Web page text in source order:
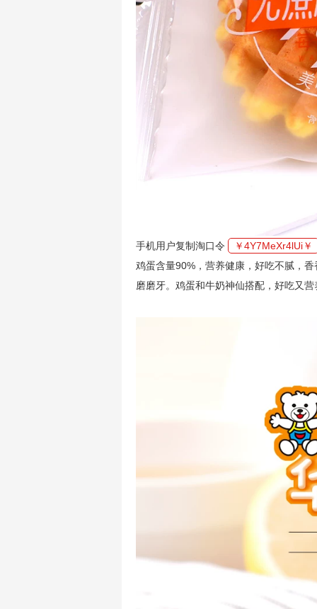
手机用户复制淘口令
￥4Y7MeXr4lUi￥
鸡蛋含量90%，营养健康，好吃不腻，
磨磨牙。鸡蛋和牛奶神仙搭配，好吃又